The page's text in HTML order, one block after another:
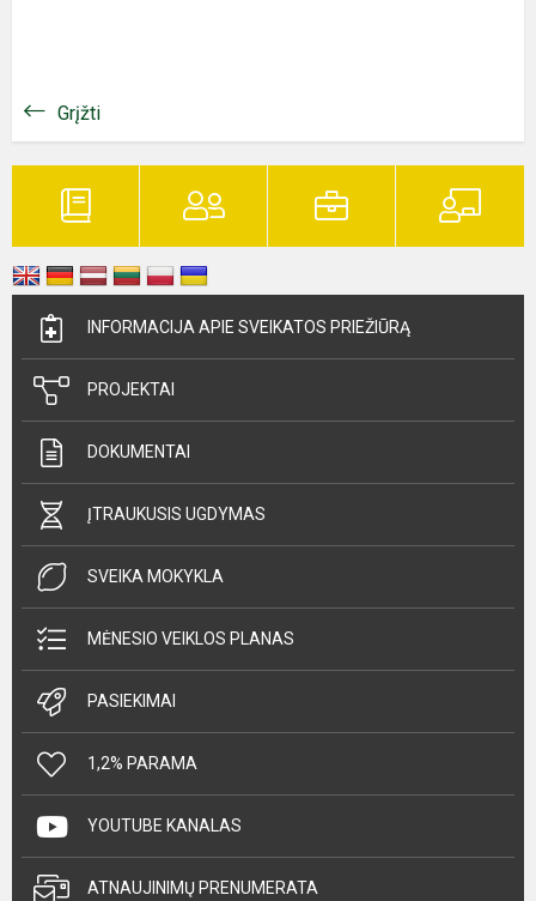
Grįžti
INFORMACIJA APIE SVEIKATOS PRIEŽIŪRĄ
PROJEKTAI
DOKUMENTAI
ĮTRAUKUSIS UGDYMAS
SVEIKA MOKYKLA
MĖNESIO VEIKLOS PLANAS
PASIEKIMAI
1,2% PARAMA
YOUTUBE KANALAS
ATNAUJINIMŲ PRENUMERATA